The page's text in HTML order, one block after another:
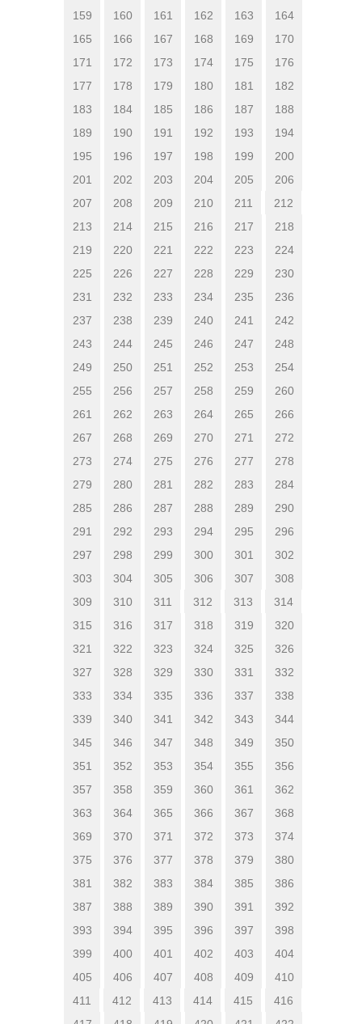
159
160 161 162 163
164
165
166 167 168 169
170
171
172 173 174 175
176
177
178 179 180 181
182
183
184 185 186 187
188
189
190 191 192 193
194
195
196 197 198 199
200
201
202 203 204 205
206
207
208 209 210 211
212
213
214 215 216 217
218
219
220 221 222 223
224
225
226 227 228 229
230
231
232 233 234 235
236
237
238 239 240 241
242
243
244 245 246 247
248
249
250 251 252 253
254
255
256 257 258 259
260
261
262 263 264 265
266
267
268 269 270 271
272
273
274 275 276 277
278
279
280 281 282 283
284
285
286 287 288 289
290
291
292 293 294 295
296
297
298 299 300 301
302
303
304 305 306 307
308
309
310 311 312 313
314
315
316 317 318 319
320
321
322 323 324 325
326
327
328 329 330 331
332
333
334 335 336 337
338
339
340 341 342 343
344
345
346 347 348 349
350
351
352 353 354 355
356
357
358 359 360 361
362
363
364 365 366 367
368
369
370 371 372 373
374
375
376 377 378 379
380
381
382 383 384 385
386
387
388 389 390 391
392
393
394 395 396 397
398
399
400 401 402 403
404
405
406 407 408 409
410
411
412 413 414 415
416